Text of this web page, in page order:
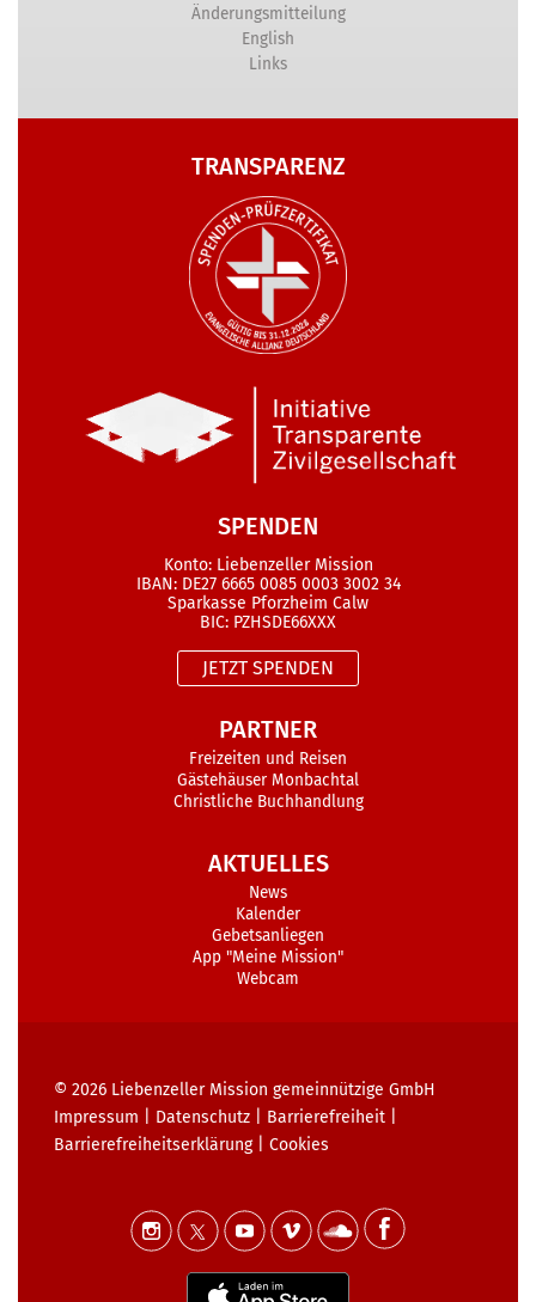
Änderungsmitteilung
English
Links
TRANSPARENZ
SPENDEN
Konto: Liebenzeller Mission
IBAN: DE27 6665 0085 0003 3002 34
Sparkasse Pforzheim Calw
BIC: PZHSDE66XXX
JETZT SPENDEN
PARTNER
Freizeiten und Reisen
Gästehäuser Monbachtal
Christliche Buchhandlung
AKTUELLES
News
Kalender
Gebetsanliegen
App "Meine Mission"
Webcam
© 2026 Liebenzeller Mission gemeinnützige GmbH
Impressum
Datenschutz Barrierefreiheit
Barrierefreiheits­erklärung| Cookies